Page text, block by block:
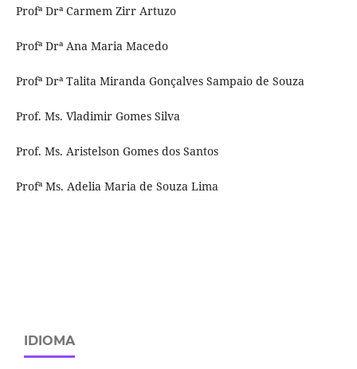
Profª Drª Carmem Zirr Artuzo
Profª Drª Ana Maria Macedo
Profª Drª Talita Miranda Gonçalves Sampaio de Souza
Prof. Ms. Vladimir Gomes Silva
Prof. Ms. Aristelson Gomes dos Santos
Profª Ms. Adelia Maria de Souza Lima
IDIOMA